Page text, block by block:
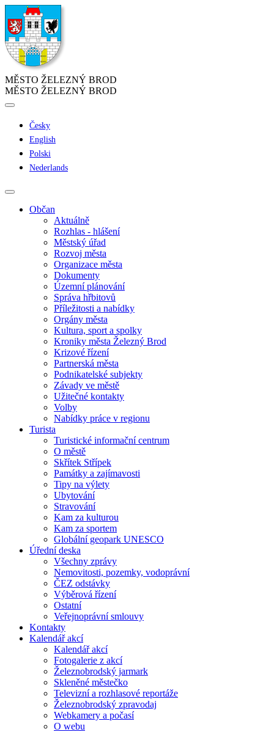
MĚSTO ŽELEZNÝ BROD
MĚSTO ŽELEZNÝ BROD
Česky
English
Polski
Nederlands
Občan
Aktuálně
Rozhlas - hlášení
Městský úřad
Rozvoj města
Organizace města
Dokumenty
Územní plánování
Správa hřbitovů
Příležitosti a nabídky
Orgány města
Kultura, sport a spolky
Kroniky města Železný Brod
Krizové řízení
Partnerská města
Podnikatelské subjekty
Závady ve městě
Užitečné kontakty
Volby
Nabídky práce v regionu
Turista
Turistické informační centrum
O městě
Skřítek Střípek
Památky a zajímavosti
Tipy na výlety
Ubytování
Stravování
Kam za kulturou
Kam za sportem
Globální geopark UNESCO
Úřední deska
Všechny zprávy
Nemovitosti, pozemky, vodoprávní
ČEZ odstávky
Výběrová řízení
Ostatní
Veřejnoprávní smlouvy
Kontakty
Kalendář akcí
Kalendář akcí
Fotogalerie z akcí
Železnobrodský jarmark
Skleněné městečko
Televizní a rozhlasové reportáže
Železnobrodský zpravodaj
Webkamery a počasí
O webu